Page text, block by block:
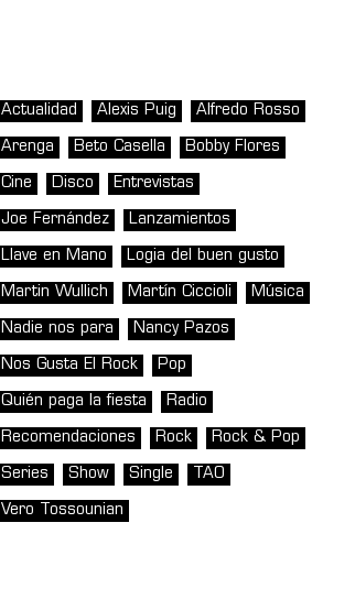
Actualidad Alexis Puig Alfredo Rosso
Arenga Beto Casella Bobby Flores
Cine Disco Entrevistas
Joe Fernández Lanzamientos
Llave en Mano Logia del buen gusto
Martin Wullich Martín Ciccioli Música
Nadie nos para Nancy Pazos
Nos Gusta El Rock Pop
Quién paga la fiesta Radio
Recomendaciones Rock Rock & Pop
Series Show Single TAO
Vero Tossounian